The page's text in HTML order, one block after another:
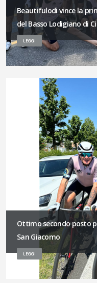
Beautifulodi vince la
del Basso Lodigiano di
LEGGI
Ottimo secondo posto
San Giacomo
LEGGI